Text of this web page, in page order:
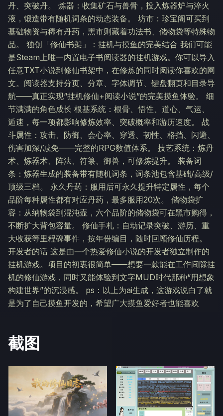
丹、突破丹。 炼器：收集矿石与兽骨，投入炼器炉与淬火
液，锻造带有随机词条的动态装备。 坊市：珍宝阁可买到
基础物资与稀有丹药，黑市则藏着功法书、储物袋等特殊物
品。 独创「修仙书架」：挂机与摸鱼的完美结合 我们可能
是Steam上唯一内置电子书阅读器的挂机游戏。你可以导入
任意TXT小说到修仙书架中，在修炼的同时阅读你喜欢的网
文。阅读器支持分页、分章、字体调节、键盘翻页和目录导
航——真正实现“挂机修仙+阅读小说”的完美摸鱼体验。 细
节满满的角色成长 根基系统：根骨、悟性、道心、气运、
遁速，每一项都影响修炼效率、突破概率和游历速度。 战
斗属性：攻击、防御、会心率、穿透、韧性、格挡、闪避、
伤害加深/减免——完整的RPG数值体系。 技艺系统：炼丹
术、炼器术、阵法、符箓、御兽，可修炼提升。 装备词
条：炼器生成的装备带有随机词条，词条池包含基础/高级/
顶级三档。 永久丹药：服用后可永久提升特定属性，每个
品阶每种属性都有对应丹药，最多服用20次。 储物袋扩
容：从纳物袋到混沌壶，六个品阶的储物袋可在黑市购得，
不断扩大背包容量。 修仙手札：自动记录突破、游历、重
大收获等里程碑事件，按年份编目，随时回顾修仙历程。
开发者的话 这是由一个热爱修仙小说的开发者独立制作的
挂机游戏。项目的初衷很简单——想要一款能在工作间隙挂
机的修仙游戏，同时又能体验到文字MUD时代那种“用想象
构建世界”的沉浸感。 ps：以上为ai生成，这游戏说白了就
是为了自己摸鱼开发的，希望广大摸鱼爱好者也能喜欢
截图